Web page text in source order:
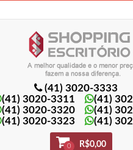
(41) 3020-3333
(41) 3020-3311
(41)
(41) 3020-3320
(41)
(41) 3020-3323
(41)
0 R$0,00